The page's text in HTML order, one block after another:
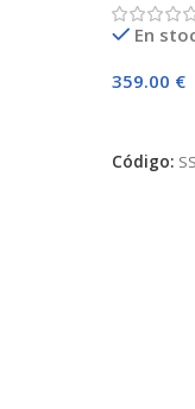
En
359.00 €
Código: